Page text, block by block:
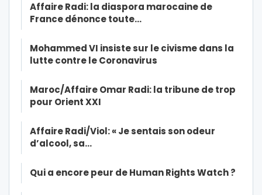
Affaire Radi: la diaspora marocaine de
France dénonce toute…
Mohammed VI insiste sur le civisme dans la
lutte contre le Coronavirus
Maroc/Affaire Omar Radi: la tribune de trop
pour Orient XXI
Affaire Radi/Viol: « Je sentais son odeur
d’alcool, sa…
Qui a encore peur de Human Rights Watch ?